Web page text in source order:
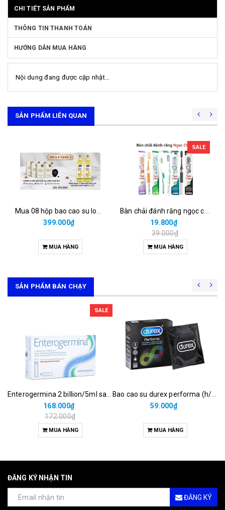
CHI TIẾT SẢN PHẨM
THÔNG TIN THANH TOÁN
HƯỚNG DẪN MUA HÀNG
Nội dung đang được cập nhật...
SẢN PHẨM LIÊN QUAN
399.000₫
MUA HÀNG
SALE
19.800₫
39.000₫
MUA HÀNG
SẢN PHẨM BÁN CHẠY
SALE
168.000₫
172.000₫
MUA HÀNG
59.000₫
MUA HÀNG
ĐĂNG KÝ NHẬN TIN
ĐĂNG KÝ